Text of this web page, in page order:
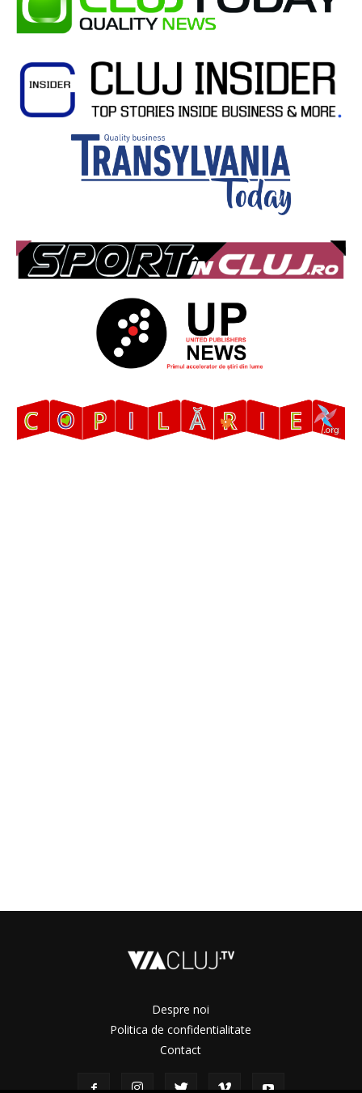
Despre noi
Politica de confidentialitate
Contact